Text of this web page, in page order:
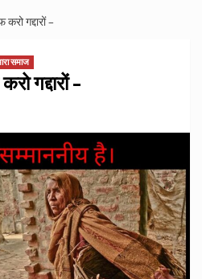
गद्दारों –
समाज
गद्दारों –